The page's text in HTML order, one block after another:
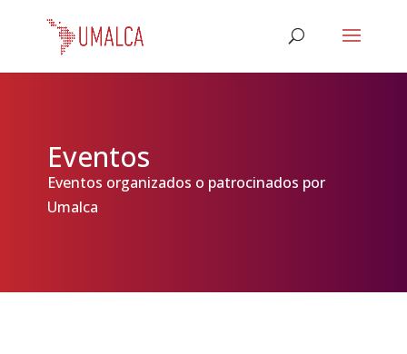
Eventos
Eventos organizados o patrocinados por
Umalca